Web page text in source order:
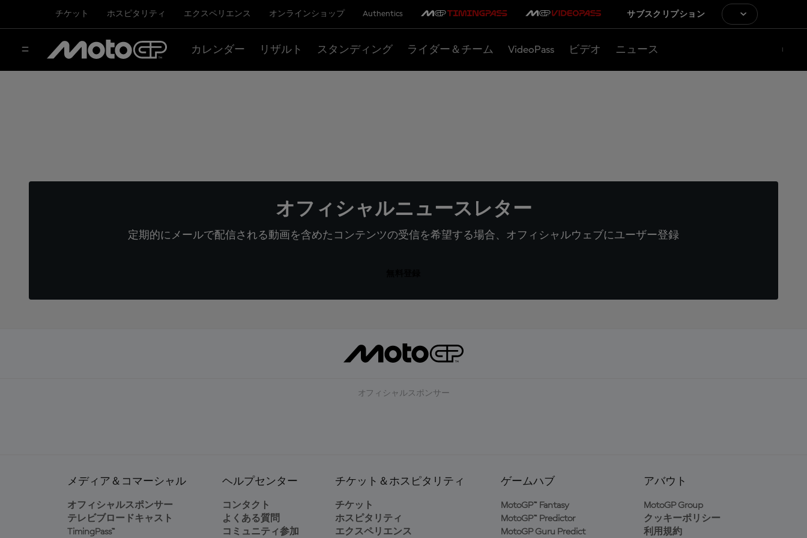
チケット ホスピタリティ エクスペリエンス オンラインショップ Authentics サブスクリプション
カレンダー リザルト スタンディング ライダー＆チーム VideoPass ビデオ ニュース
オフィシャルニュースレター
定期的にメールで配信される動画を含めたコンテンツの受信を希望する場合、オフィシャルウェブにユーザー登録
オフィシャルスポンサー
メディア＆コマーシャル
オフィシャルスポンサー
テレビブロードキャスト
TimingPass™
ヘルプセンター
コンタクト
よくある質問
コミュニティ参加
チケット＆ホスピタリティ
チケット
ホスピタリティ
エクスペリエンス
ゲームハブ
MotoGP™ Fantasy
MotoGP™ Predictor
MotoGP Guru Predict
アバウト
MotoGP Group
クッキーポリシー
利用規約